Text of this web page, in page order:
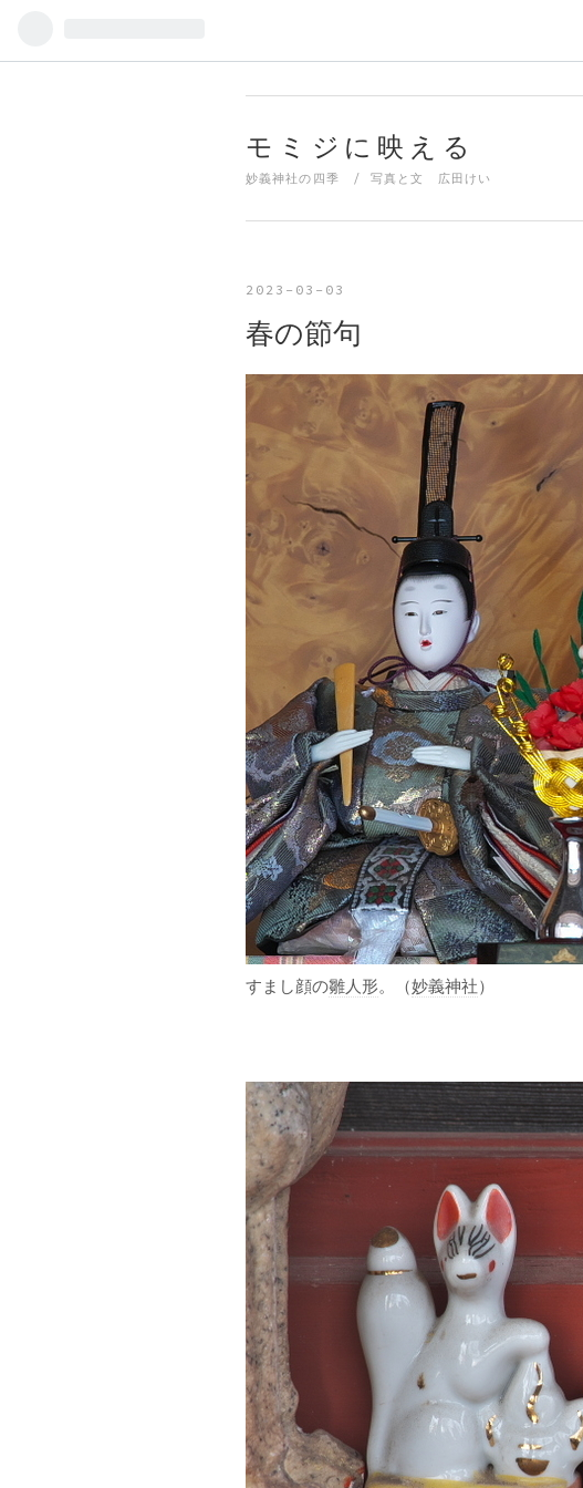
モミジに映える
妙義神社の四季 / 写真と文 広田けい
2023 - 03 - 03
春の節句
すまし顔の雛人形。（妙義神社）